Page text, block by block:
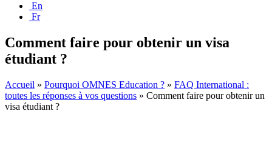
En
Fr
Comment faire pour obtenir un visa
étudiant ?
Accueil » Pourquoi OMNES Education ? » FAQ International :
toutes les réponses à vos questions » Comment faire pour obtenir un
visa étudiant ?